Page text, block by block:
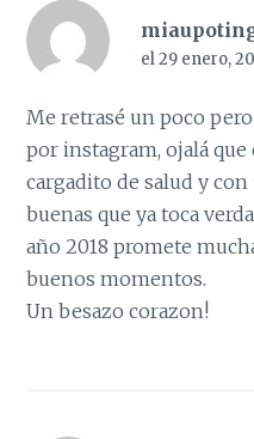
el 29 enero,
Me retrasé un poco
por instagram, ojalá que
cargadito de salud y
buenas que ya toca
año 2018 promete
buenos momentos.
Un besazo corazon!